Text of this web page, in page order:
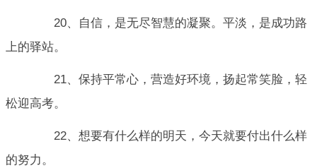
20、自信，是无尽智慧的凝聚。平淡，是成功路
上的驿站。
21、保持平常心，营造好环境，扬起常笑脸，轻
松迎高考。
22、想要有什么样的明天，今天就要付出什么样
的努力。